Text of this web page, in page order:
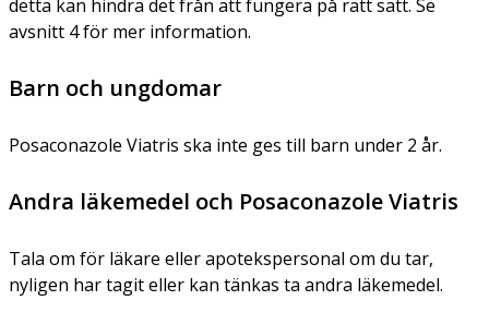
detta kan hindra det från att fungera på rätt sätt. Se
avsnitt 4 för mer information.
Barn och ungdomar
Posaconazole Viatris ska inte ges till barn under 2 år.
Andra läkemedel och Posaconazole Viatris
Tala om för läkare eller apotekspersonal om du tar,
nyligen har tagit eller kan tänkas ta andra läkemedel.